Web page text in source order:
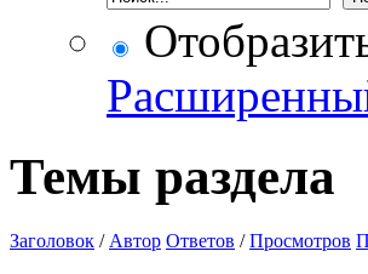
Темы раздела
Заголовок / Автор Ответов /Просмотров